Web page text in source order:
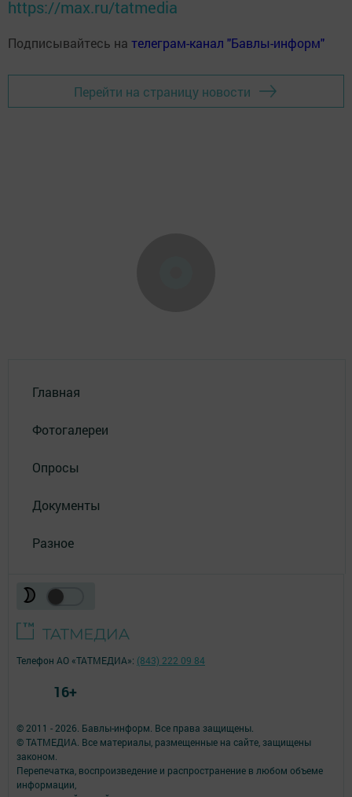
https://max.ru/tatmedia
Подписывайтесь на телеграм-канал "Бавлы-информ"
Перейти на страницу новости
Главная
Фотогалереи
Опросы
Документы
Разное
© 2011 - 2026. Бавлы-информ. Все права защищены.
© ТАТМЕДИА. Все материалы, размещенные на сайте, защищены
законом.
Перепечатка, воспроизведение и распространение в любом объеме
информации,
Телефон АО «ТАТМЕДИА»: (843) 222 09 84
16+